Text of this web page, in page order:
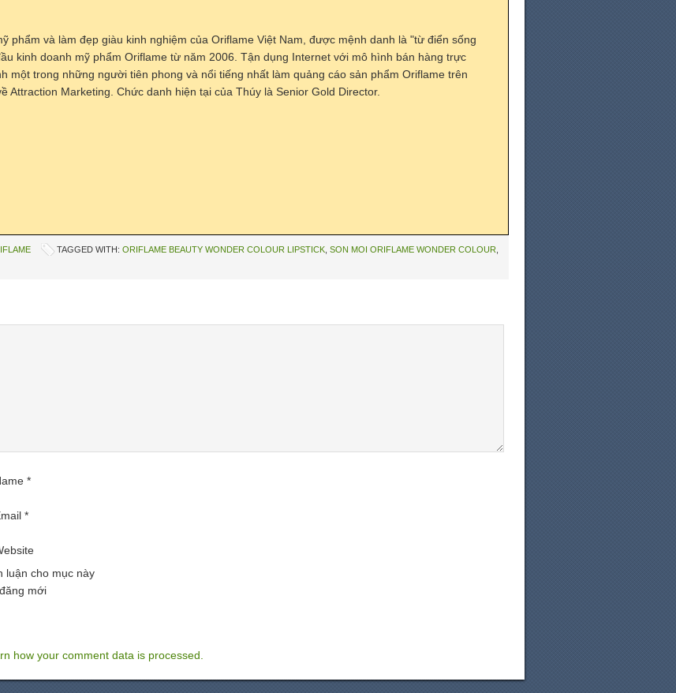
phẩm và làm đẹp giàu kinh nghiệm của Oriflame Việt Nam, được mệnh danh là "từ điển sống
kinh doanh mỹ phẩm Oriflame từ năm 2006. Tận dụng Internet với mô hình bán hàng trực
một trong những người tiên phong và nổi tiếng nhất làm quảng cáo sản phẩm Oriflame trên
Attraction Marketing. Chức danh hiện tại của Thúy là Senior Gold Director.
TAGGED WITH: ORIFLAME BEAUTY WONDER COLOUR LIPSTICK SON MOI ORIFLAME WONDER COLOUR
*
*
luận cho mục này
mới
how your comment data is processed.